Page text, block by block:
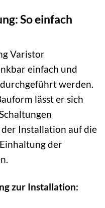
So einfach
Varistor
einfach und
werden.
lässt er sich
Installation auf die
der
zur Installation: